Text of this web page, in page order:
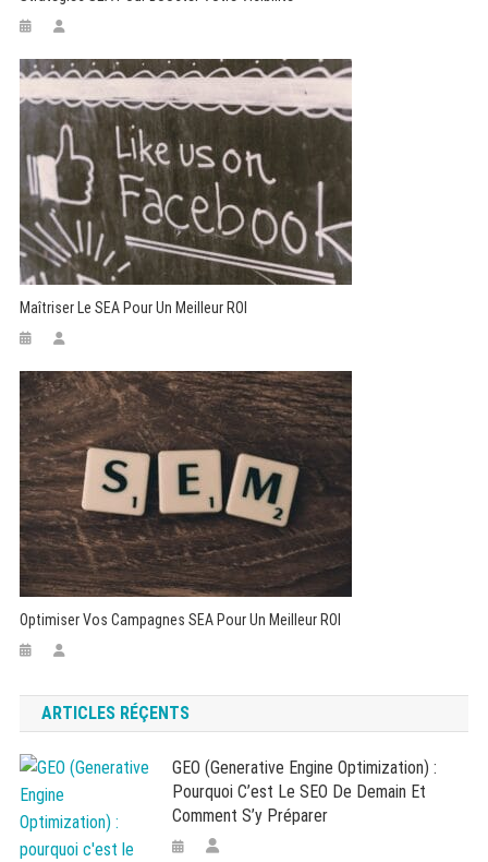
Maîtriser Le SEA Pour Un Meilleur ROI
Optimiser Vos Campagnes SEA Pour Un Meilleur ROI
ARTICLES RÉÇENTS
GEO (Generative Engine Optimization) :
Pourquoi C’est Le SEO De Demain Et
Comment S’y Préparer